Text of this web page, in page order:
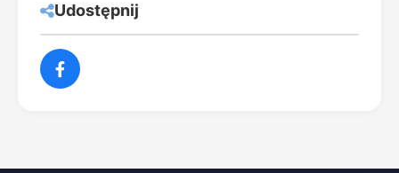
Udostępnij